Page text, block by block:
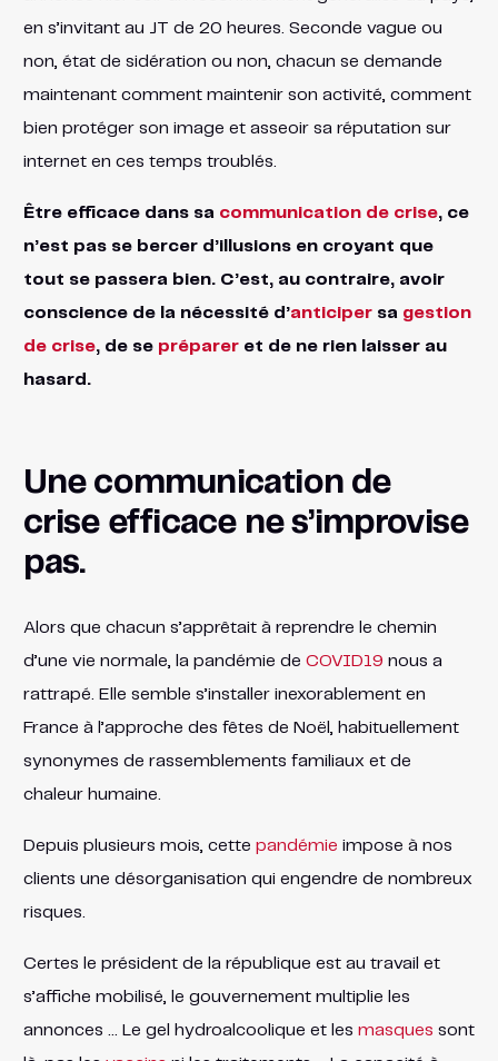
en s’invitant au JT de 20 heures. Seconde vague ou
non, état de sidération ou non, chacun se demande
maintenant comment maintenir son activité, comment
bien protéger son image et asseoir sa réputation sur
internet en ces temps troublés.
Être efficace dans sa communication de crise, ce
n’est pas se bercer d’illusions en croyant que
tout se passera bien. C’est, au contraire, avoir
conscience de la nécessité d’anticipersa gestion
de crise, de se prépareret de ne rien laisser au
hasard.
Une communication de
crise efficace ne s’improvise
pas.
Alors que chacun s’apprêtait à reprendre le chemin
d’une vie normale, la pandémie de COVID19 nous a
rattrapé. Elle semble s’installer inexorablement en
France à l’approche des fêtes de Noël, habituellement
synonymes de rassemblements familiaux et de
chaleur humaine.
Depuis plusieurs mois, cette pandémie impose à nos
clients une désorganisation qui engendre de nombreux
risques.
Certes le président de la république est au travail et
s’affiche mobilisé, le gouvernement multiplie les
annonces … Le gel hydroalcoolique et les masques sont